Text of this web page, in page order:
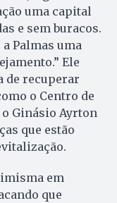
uma capital
e sem buracos.
Palmas uma
Ele
de recuperar
o Centro de
o Ginásio Ayrton
que estão
em
que